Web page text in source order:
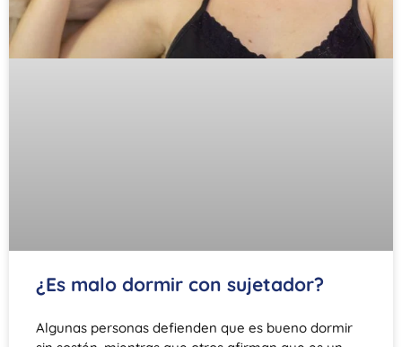
¿Es malo dormir con sujetador?
Algunas personas defienden que es bueno dormir